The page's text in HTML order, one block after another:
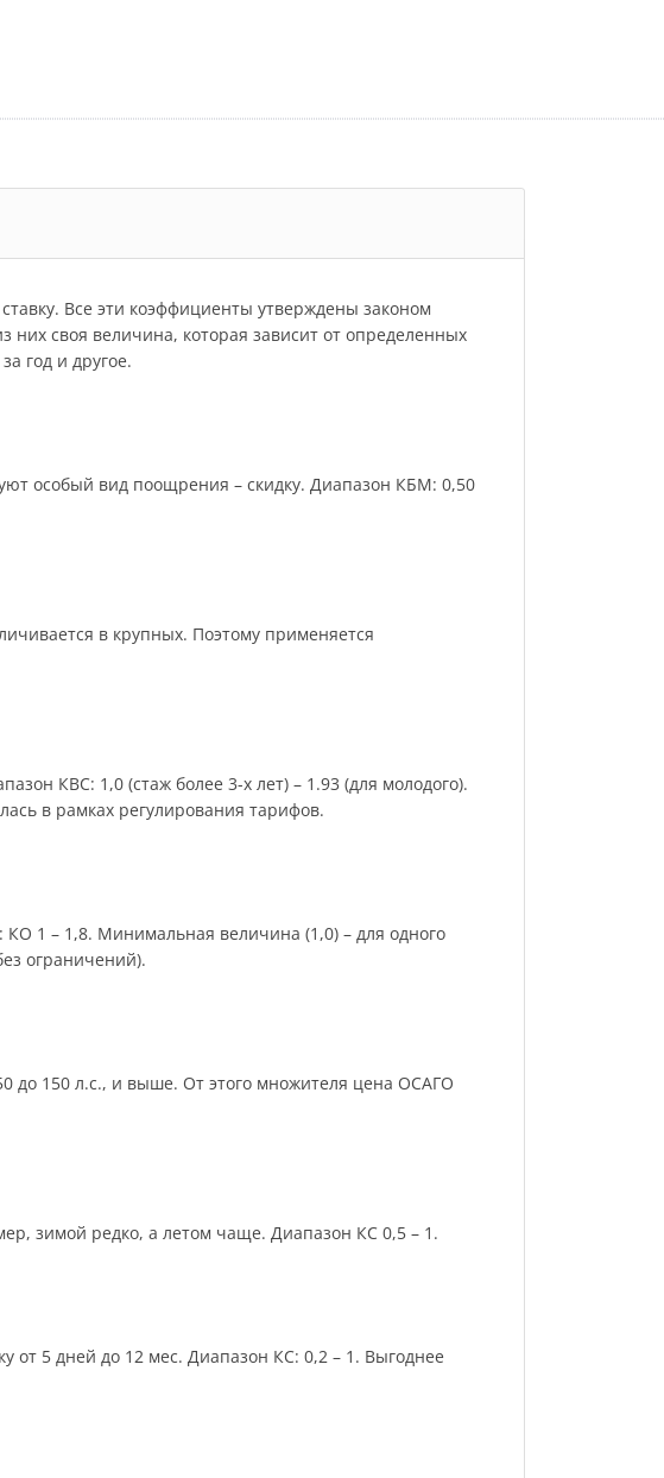
Все эти коэффициенты утверждены законом
них своя величина, которая зависит от определенных
год и другое.
особый вид поощрения – скидку. Диапазон КБМ: 0,50
в крупных. Поэтому применяется
КВС: 1,0 (стаж более 3-х лет) – 1.93 (для молодого).
в рамках регулирования тарифов.
1 – 1,8. Минимальная величина (1,0) – для одного
ограничений).
до 150 л.с., и выше. От этого множителя цена ОСАГО
зимой редко, а летом чаще. Диапазон КС 0,5 – 1.
от 5 дней до 12 мес. Диапазон КС: 0,2 – 1. Выгоднее